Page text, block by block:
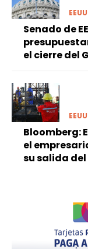
EEUU
Senado de
el cierre del
EEUU
Bloomberg:
el
su salida